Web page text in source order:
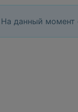
На данный момент